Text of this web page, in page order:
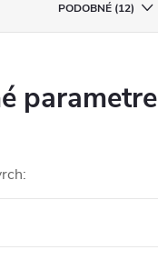
PODOBNÉ (12)
parametre
: